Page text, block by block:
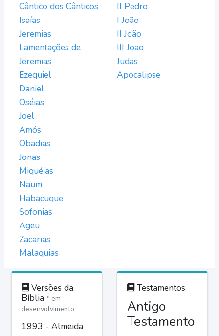
Cântico dos Cânticos
Isaías
Jeremias
Lamentações de
Jeremias
Ezequiel
Daniel
Oséias
Joel
Amós
Obadias
Jonas
Miquéias
Naum
Habacuque
Sofonias
Ageu
Zacarias
Malaquias
II Pedro
I João
II João
III Joao
Judas
Apocalipse
Versões da
Bíblia * em
desenvolvimento
1993 - Almeida
Testamentos
Antigo
Testamento